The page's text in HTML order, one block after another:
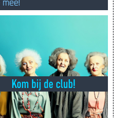
want op de bühne kleed ik me uit
schilderwerk in ondergoed.
deel moet nog komen. Zinsbouw.
ChristenDOM
horlenblatt, smeckerei!!!!
venster en lopen de dames voorbij
op verlof dan téén in diene hof ...
de beste" - Ik niet Oli, ik niet.
mee!